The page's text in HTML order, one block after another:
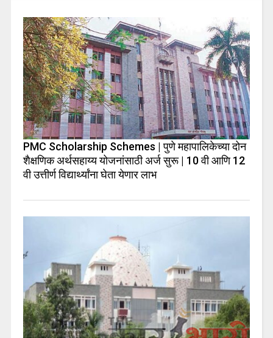
PMC Scholarship Schemes | पुणे महापालिकेच्या दोन
शैक्षणिक अर्थसहाय्य योजनांसाठी अर्ज सुरू | 10 वी आणि 12
वी उत्तीर्ण विद्यार्थ्यांना घेता येणार लाभ